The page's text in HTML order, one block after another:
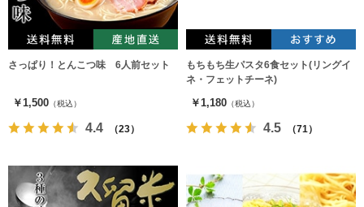
さっぱり！とんこつ味 6人前セット
￥1,500 （税込）
4.4 （23）
もちもち生パスタ6食セット(リングイ
ネ・フェットチーネ)
￥1,180 （税込）
4.5 （71）